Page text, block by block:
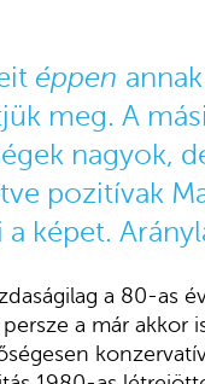
éppen
meg. A
nagyok,
pozitívak
képet.
a 80-as
a már akkor